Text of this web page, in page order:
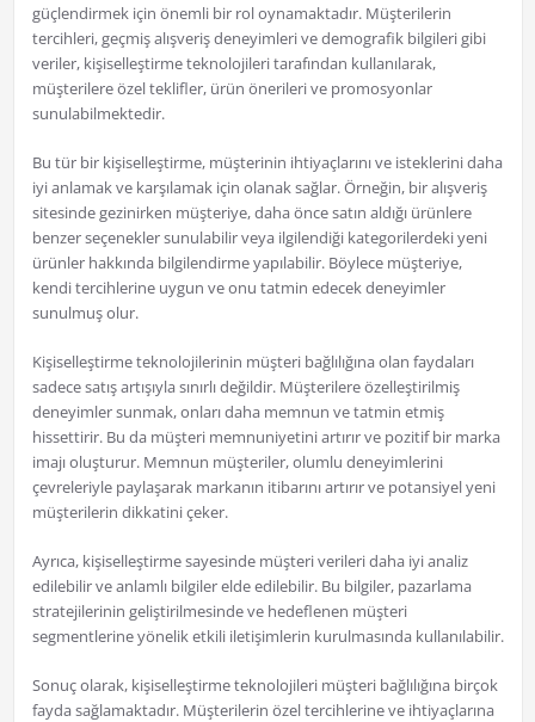
güçlendirmek için önemli bir rol oynamaktadır. Müşterilerin
tercihleri, geçmiş alışveriş deneyimleri ve demografik bilgileri gibi
veriler, kişiselleştirme teknolojileri tarafından kullanılarak,
müşterilere özel teklifler, ürün önerileri ve promosyonlar
sunulabilmektedir.
Bu tür bir kişiselleştirme, müşterinin ihtiyaçlarını ve isteklerini daha
iyi anlamak ve karşılamak için olanak sağlar. Örneğin, bir alışveriş
sitesinde gezinirken müşteriye, daha önce satın aldığı ürünlere
benzer seçenekler sunulabilir veya ilgilendiği kategorilerdeki yeni
ürünler hakkında bilgilendirme yapılabilir. Böylece müşteriye,
kendi tercihlerine uygun ve onu tatmin edecek deneyimler
sunulmuş olur.
Kişiselleştirme teknolojilerinin müşteri bağlılığına olan faydaları
sadece satış artışıyla sınırlı değildir. Müşterilere özelleştirilmiş
deneyimler sunmak, onları daha memnun ve tatmin etmiş
hissettirir. Bu da müşteri memnuniyetini artırır ve pozitif bir marka
imajı oluşturur. Memnun müşteriler, olumlu deneyimlerini
çevreleriyle paylaşarak markanın itibarını artırır ve potansiyel yeni
müşterilerin dikkatini çeker.
Ayrıca, kişiselleştirme sayesinde müşteri verileri daha iyi analiz
edilebilir ve anlamlı bilgiler elde edilebilir. Bu bilgiler, pazarlama
stratejilerinin geliştirilmesinde ve hedeflenen müşteri
segmentlerine yönelik etkili iletişimlerin kurulmasında kullanılabilir.
Sonuç olarak, kişiselleştirme teknolojileri müşteri bağlılığına birçok
fayda sağlamaktadır. Müşterilerin özel tercihlerine ve ihtiyaçlarına